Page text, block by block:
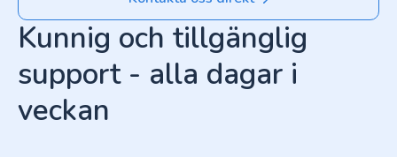
Kunnig och tillgänglig
support - alla dagar i
veckan